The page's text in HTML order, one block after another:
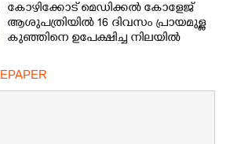
കോഴിക്കോട് മെഡിക്കൽ കോളേജ്
ആശുപത്രിയിൽ 16 ദിവസം പ്രായമുള്ള
കുഞ്ഞിനെ ഉപേക്ഷിച്ച നിലയിൽ
EPAPER